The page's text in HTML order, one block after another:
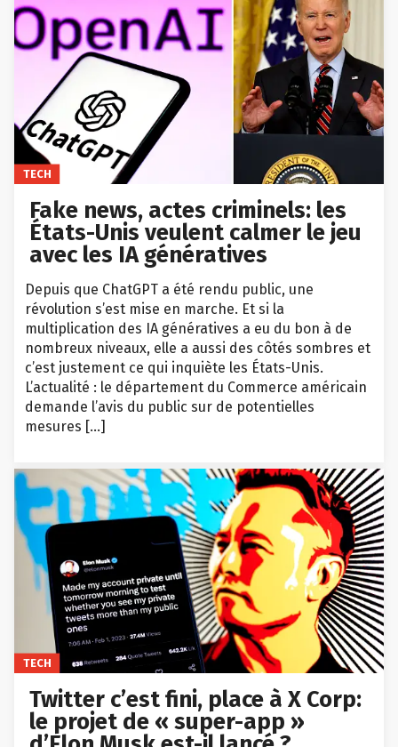
TECH
Fake news, actes criminels: les
États-Unis veulent calmer le jeu
avec les IA génératives
Depuis que ChatGPT a été rendu public, une
révolution s’est mise en marche. Et si la
multiplication des IA génératives a eu du bon à de
nombreux niveaux, elle a aussi des côtés sombres et
c’est justement ce qui inquiète les États-Unis.
L’actualité : le département du Commerce américain
demande l’avis du public sur de potentielles
mesures […]
TECH
Twitter c’est fini, place à X Corp:
le projet de « super-app »